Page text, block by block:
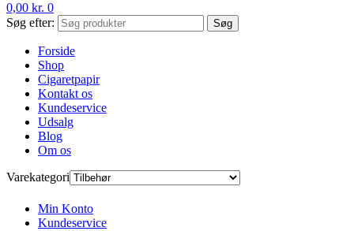
0,00 kr. 0
Søg efter:
Søg
Forside
Shop
Cigaretpapir
Kontakt os
Kundeservice
Udsalg
Blog
Om os
Varekategori
Min Konto
Kundeservice